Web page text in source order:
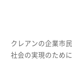
クレアンの企業市
社会の実現のため